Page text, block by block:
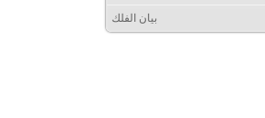
بيان الفلك